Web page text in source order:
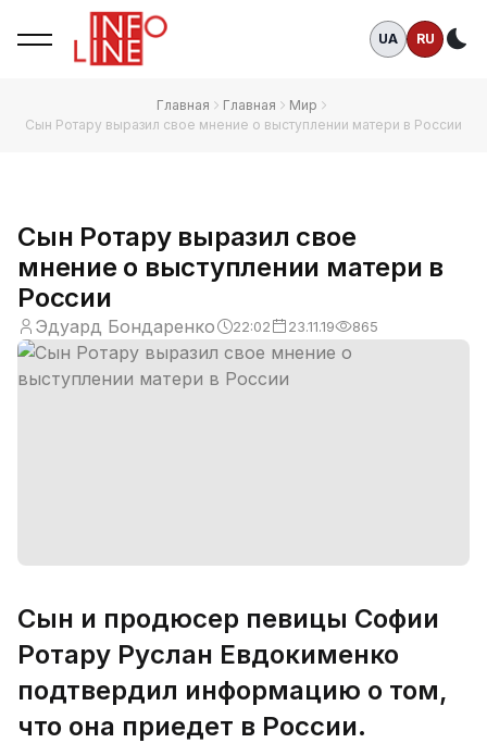
UA RU
Главная Главная
Мир
Сын Ротару выразил свое мнение о выступлении матери в России
Сын Ротару выразил свое
мнение о выступлении матери в
России
Эдуард Бондаренко 22:02 23.11.19 865
Сын и продюсер певицы Софии
Ротару Руслан Евдокименко
подтвердил информацию о том,
что она приедет в России.